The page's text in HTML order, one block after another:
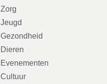
Zorg
Jeugd
Gezondheid
Dieren
Evenementen
Cultuur